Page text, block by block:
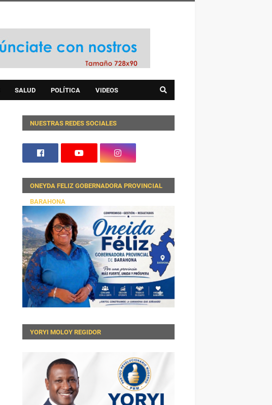
SALUD POLÍTICA VIDEOS
NUESTRAS REDES SOCIALES
ONEYDA FELIZ GOBERNADORA PROVINCIAL
BARAHONA
YORYI MOLOY REGIDOR